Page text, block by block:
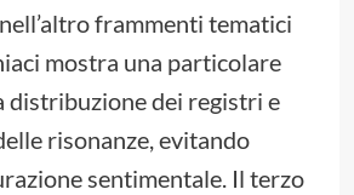
frammenti tematici
mostra una particolare
distribuzione dei registri e
risonanze, evitando
sentimentale. Il terzo